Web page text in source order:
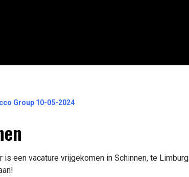
Group 10-05-2024
is een vacature vrijgekomen in Schinnen, te